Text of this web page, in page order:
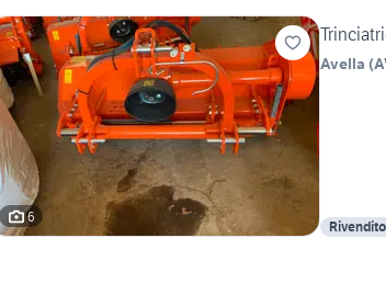
6
Avella (